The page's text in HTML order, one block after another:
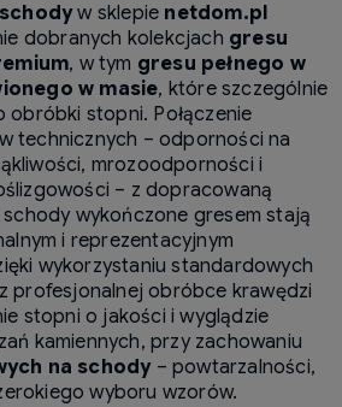
w sklepie netdom.pl
dobranych kolekcjach gresu
, w tym gresu pełnego w
w masie, które szczególnie
stopni. Połączenie
technicznych – odporności na
mrozoodporności i
– z dopracowaną
wykończone gresem stają
i reprezentacyjnym
wykorzystaniu standardowych
profesjonalnej obróbce krawędzi
stopni o jakości i wyglądzie
kamiennych, przy zachowaniu
na schody– powtarzalności,
wyboru wzorów.